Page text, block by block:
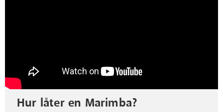
Hur låter en Marimba?